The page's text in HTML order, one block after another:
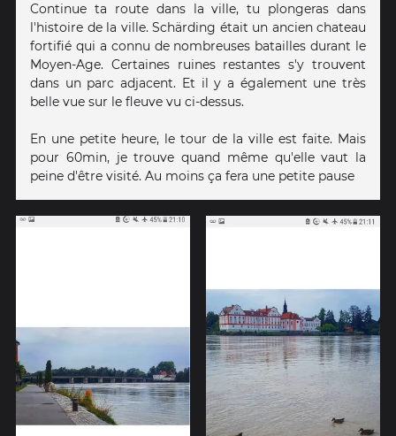
Continue ta route dans la ville, tu plongeras dans
l'histoire de la ville. Schärding était un ancien chateau
fortifié qui a connu de nombreuses batailles durant le
Moyen-Age. Certaines ruines restantes s'y trouvent
dans un parc adjacent. Et il y a également une très
belle vue sur le fleuve vu ci-dessus.
En une petite heure, le tour de la ville est faite. Mais
pour 60min, je trouve quand même qu'elle vaut la
peine d'être visité. Au moins ça fera une petite pause